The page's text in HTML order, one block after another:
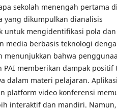
sekolah menengah pertama di
yang dikumpulkan dianalisis
untuk mengidentifikasi pola dan
media berbasis teknologi
menunjukkan bahwa
memberikan dampak positif
dalam materi pelajaran.
platform video konferensi
interaktif dan mandiri. Namun,